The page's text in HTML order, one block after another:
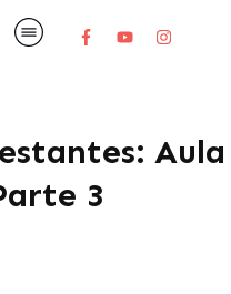
Aula
3